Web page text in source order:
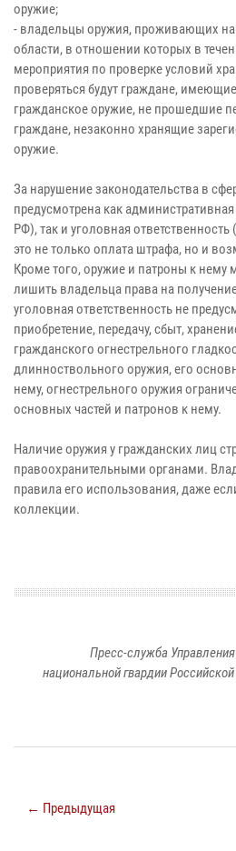
оружие;
- владельцы оружия, проживающих на
области, в отношении которых в
мероприятия по проверке условий
проверяться будут граждане,
гражданское оружие, не прошедшие
граждане, незаконно хранящие
оружие.
За нарушение законодательства в
предусмотрена как
РФ), так и уголовная
это не только оплата штрафа, но и
Кроме того, оружие и патроны к нему
лишить владельца права на
уголовная ответственность не
приобретение, передачу, сбыт,
гражданского огнестрельного
длинноствольного оружия, его
нему, огнестрельного оружия
основных частей и патронов к нему.
Наличие оружия у гражданских лиц
правоохранительными органами.
правила его использования, даже
коллекции.
Пресс-служба
национальной гвардии
← Предыдущая